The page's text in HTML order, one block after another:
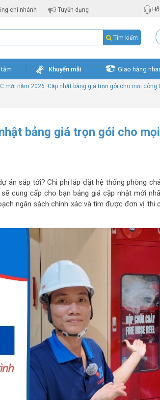
chi nhánh Tuyển dụng Hỗ
Tìm kiếm
Khuyến mãi Giao hàng
mới năm 2026: Cập nhật bảng giá trọn gói cho mọi công
bảng giá trọn gói cho mọi
án sắp tới? Chi phí lắp đặt hệ thống phòng
cung cấp cho bạn bảng giá cập nhật mới
ngân sách chính xác và tìm được đơn vị thi